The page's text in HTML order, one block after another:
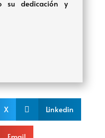
su dedicación y
X  Linkedin